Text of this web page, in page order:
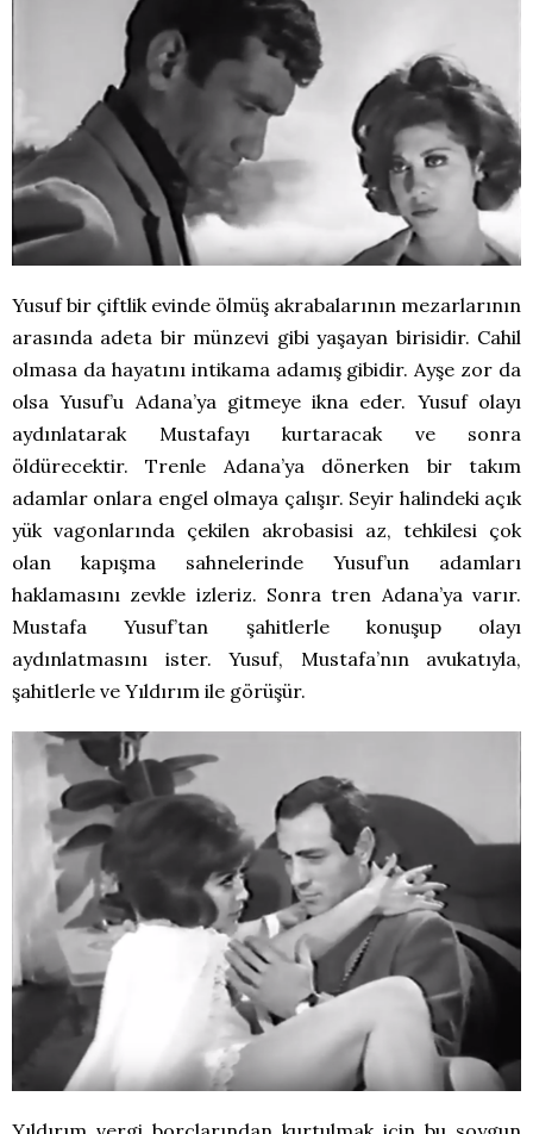
Yusuf bir çiftlik evinde ölmüş akrabalarının mezarlarının
arasında adeta bir münzevi gibi yaşayan birisidir. Cahil
olmasa da hayatını intikama adamış gibidir. Ayşe zor da
olsa Yusuf’u Adana’ya gitmeye ikna eder. Yusuf olayı
aydınlatarak Mustafayı kurtaracak ve sonra
öldürecektir. Trenle Adana’ya dönerken bir takım
adamlar onlara engel olmaya çalışır. Seyir halindeki açık
yük vagonlarında çekilen akrobasisi az, tehkilesi çok
olan kapışma sahnelerinde Yusuf’un adamları
haklamasını zevkle izleriz. Sonra tren Adana’ya varır.
Mustafa Yusuf’tan şahitlerle konuşup olayı
aydınlatmasını ister. Yusuf, Mustafa’nın avukatıyla,
şahitlerle ve Yıldırım ile görüşür.